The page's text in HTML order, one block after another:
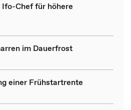
Ifo-Chef für höhere
im Dauerfrost
einer Frühstartrente